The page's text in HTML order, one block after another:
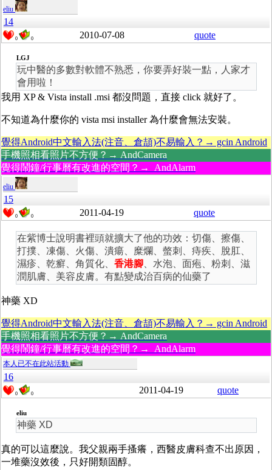
eliu
14
0 0 2010-07-08 quote
LGJ
玩中醫的多數對軟體不熟悉，你要弄好裝一點，人家才
會用啦！
我用 XP & Vista install .msi 都沒問題，直接 click 就好了。
不知道為什麼你的 vista msi installer 為什麼會無法安裝。
覺得Android中文輸入法(注音、倉頡)不易輸入？→ gcin Android
手機照相看照片不方便？→ AndCamera
覺得鬧鐘/行事曆有改進的空間？→ AndAlarm
eliu
15
0 0 2011-04-19 quote
在紫博士說明書裡頭就擴大了他的功效：切傷、擦傷、
打撲、凍傷、火傷、潰瘍、糜爛、螫刺、痔疾、脫肛、
濕疹、乾癬、角質化、 香港腳、水泡、面疱、粉刺、滋
潤肌膚、美容皮膚。有點變成治百病的仙藥了
神藥 XD
覺得Android中文輸入法(注音、倉頡)不易輸入？→ gcin Android
手機照相看照片不方便？→ AndCamera
覺得鬧鐘/行事曆有改進的空間？→ AndAlarm
本人已不在此站活動
16
0 0 2011-04-19 quote
eliu
神藥 XD
真的可以這麼說。我父親兩手搔癢，西醫皮膚科查不出原因，
一堆藥沒效後，只好開類固醇。